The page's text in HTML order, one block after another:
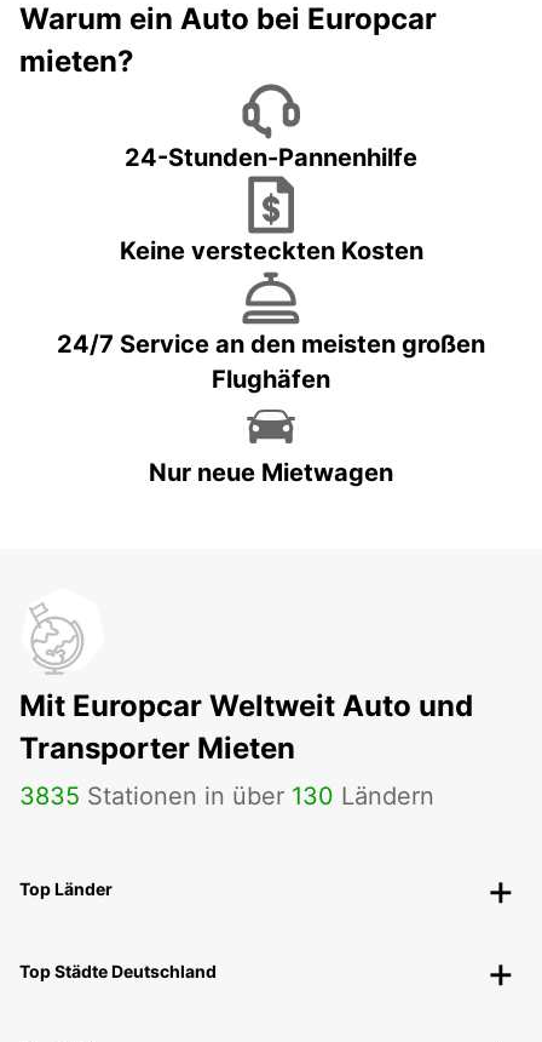
Warum ein Auto bei Europcar
mieten?
24-Stunden-Pannenhilfe
Keine versteckten Kosten
24/7 Service an den meisten großen
Flughäfen
Nur neue Mietwagen
Mit Europcar Weltweit Auto und
Transporter Mieten
3835 Stationen in über 130 Ländern
Top Länder
Top Städte Deutschland